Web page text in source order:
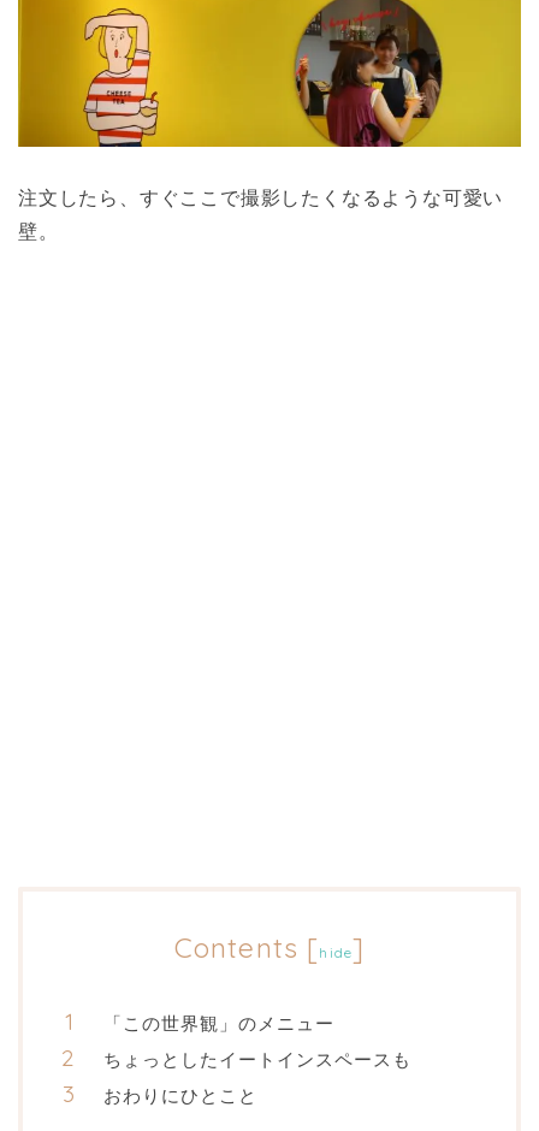
注文したら、すぐここで撮影したくなるような可愛い
壁。
Contents [ hide]
「この世界観」のメニュー
ちょっとしたイートインスペースも
おわりにひとこと